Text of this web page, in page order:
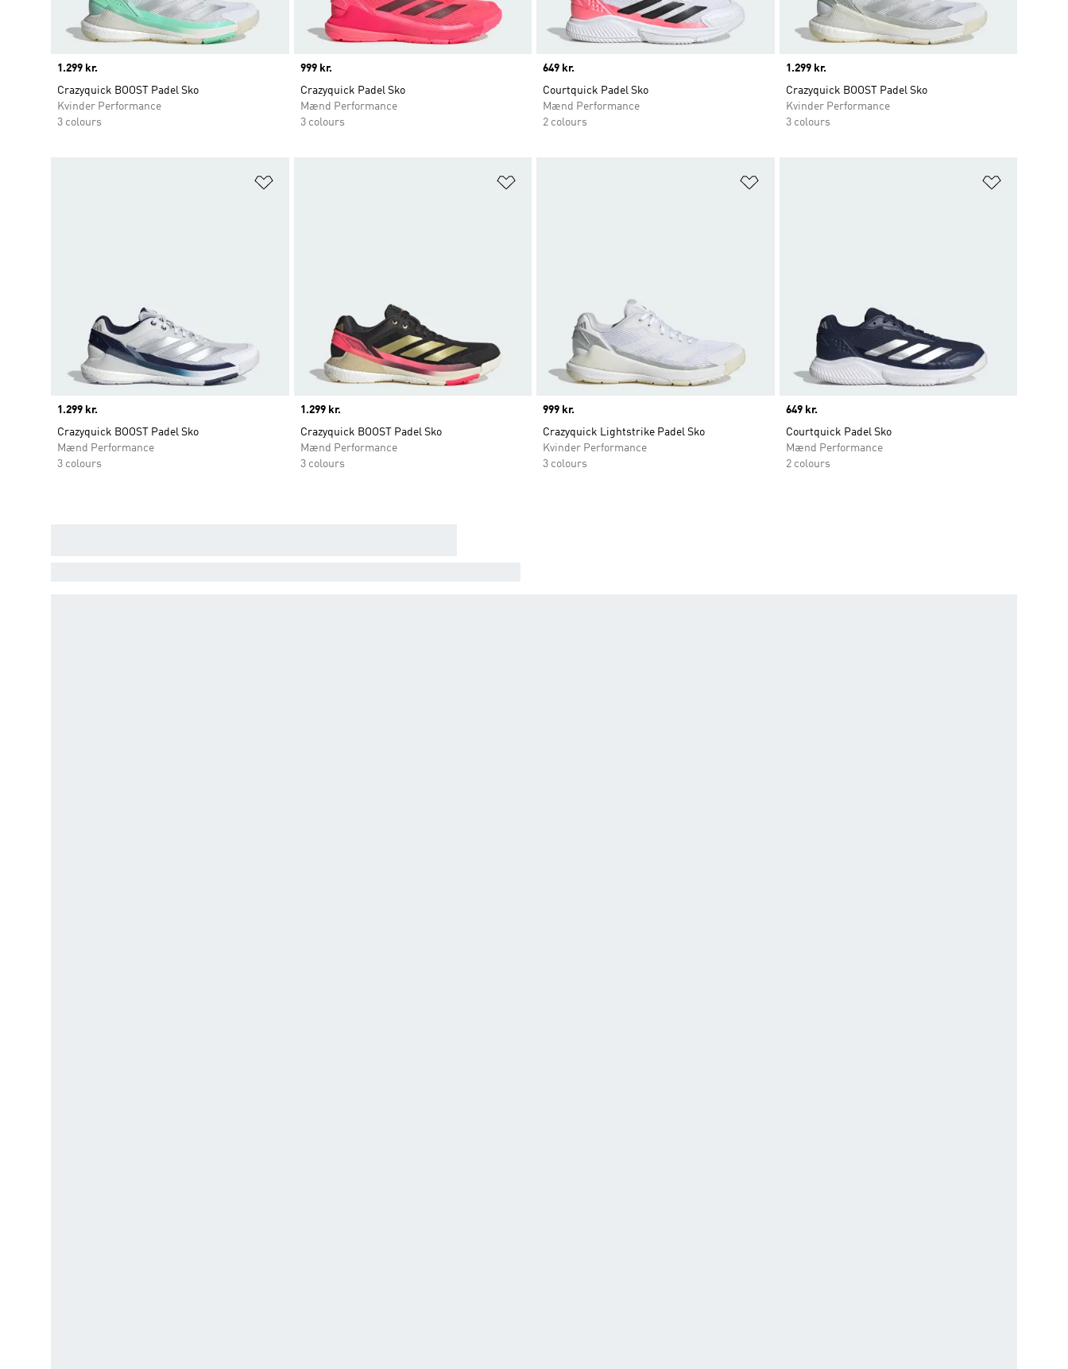
Price
1.299 kr.
Crazyquick BOOST Padel Sko
Kvinder Performance
3 colours
Price
999 kr.
Crazyquick Padel Sko
Mænd Performance
3 colours
Price
649 kr.
Courtquick Padel Sko
Mænd Performance
2 colours
Price
1.299 kr.
Crazyquick BOOST Padel Sko
Kvinder Performance
3 colours
Price
1.299 kr.
Crazyquick BOOST Padel Sko
Mænd Performance
3 colours
Price
1.299 kr.
Crazyquick BOOST Padel Sko
Mænd Performance
3 colours
Price
999 kr.
Crazyquick Lightstrike Padel Sko
Kvinder Performance
3 colours
Price
649 kr.
Courtquick Padel Sko
Mænd Performance
2 colours